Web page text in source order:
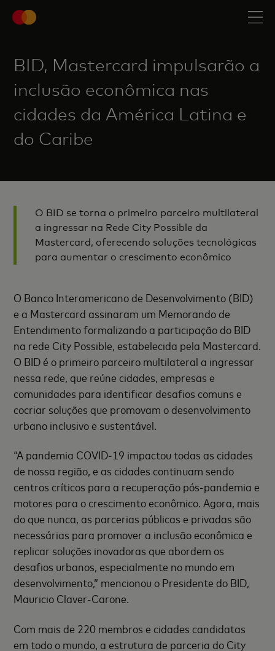
BID, Mastercard impulsarão a
inclusão econômica nas
cidades da América Latina e
do Caribe
O BID se torna o primeiro parceiro multilateral
a ingressar na Rede City Possible da
Mastercard, oferecendo soluções tecnológicas
para aumentar o crescimento econômico
O Banco Interamericano de Desenvolvimento (BID)
e a Mastercard assinaram um Memorando de
Entendimento formalizando a participação do BID
na rede City Possible, estabelecida pela Mastercard.
O BID é o primeiro parceiro multilateral a ingressar
nessa rede, que reúne cidades, empresas e
comunidades para identificar desafios comuns e
cocriar soluções que promovam o desenvolvimento
urbano inclusivo e sustentável.
“A pandemia COVID-19 impactou todas as cidades
de nossa região, e as cidades continuam sendo
centros críticos para a recuperação pós-pandemia e
motores para o crescimento econômico. Agora, mais
do que nunca, as parcerias públicas e privadas são
necessárias para promover a inclusão econômica e
replicar soluções inovadoras que abordem os
desafios urbanos, especialmente no mundo em
desenvolvimento,” mencionou o Presidente do BID,
Mauricio Claver-Carone.
Com mais de 220 membros e cidades candidatas
em todo o mundo, a estrutura de parceria do City